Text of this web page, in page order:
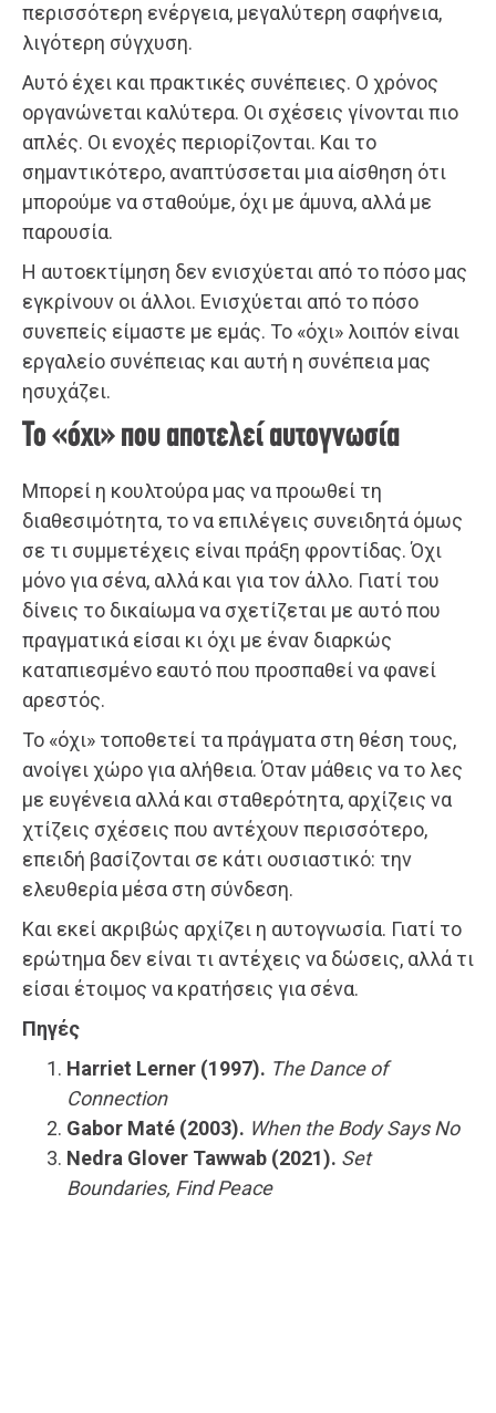
περισσότερη ενέργεια, μεγαλύτερη σαφήνεια,
λιγότερη σύγχυση.
Αυτό έχει και πρακτικές συνέπειες. Ο χρόνος
οργανώνεται καλύτερα. Οι σχέσεις γίνονται πιο
απλές. Οι ενοχές περιορίζονται. Και το
σημαντικότερο, αναπτύσσεται μια αίσθηση ότι
μπορούμε να σταθούμε, όχι με άμυνα, αλλά με
παρουσία.
Η αυτοεκτίμηση δεν ενισχύεται από το πόσο μας
εγκρίνουν οι άλλοι. Ενισχύεται από το πόσο
συνεπείς είμαστε με εμάς. Το «όχι» λοιπόν είναι
εργαλείο συνέπειας και αυτή η συνέπεια μας
ησυχάζει.
Το «όχι» που αποτελεί αυτογνωσία
Μπορεί η κουλτούρα μας να προωθεί τη
διαθεσιμότητα, το να επιλέγεις συνειδητά όμως
σε τι συμμετέχεις είναι πράξη φροντίδας. Όχι
μόνο για σένα, αλλά και για τον άλλο. Γιατί του
δίνεις το δικαίωμα να σχετίζεται με αυτό που
πραγματικά είσαι κι όχι με έναν διαρκώς
καταπιεσμένο εαυτό που προσπαθεί να φανεί
αρεστός.
Το «όχι» τοποθετεί τα πράγματα στη θέση τους,
ανοίγει χώρο για αλήθεια. Όταν μάθεις να το λες
με ευγένεια αλλά και σταθερότητα, αρχίζεις να
χτίζεις σχέσεις που αντέχουν περισσότερο,
επειδή βασίζονται σε κάτι ουσιαστικό: την
ελευθερία μέσα στη σύνδεση.
Και εκεί ακριβώς αρχίζει η αυτογνωσία. Γιατί το
ερώτημα δεν είναι τι αντέχεις να δώσεις, αλλά τι
είσαι έτοιμος να κρατήσεις για σένα.
Πηγές
Harriet Lerner (1997). The Dance of
Connection
Gabor Maté (2003). When the Body Says No
Nedra Glover Tawwab (2021). Set
Boundaries, Find Peace